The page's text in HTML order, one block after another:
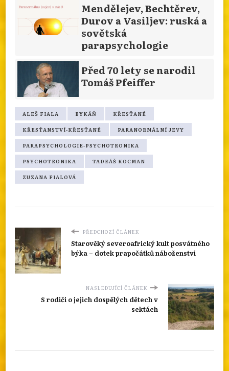
Mendělejev, Bechtěrev,
Durov a Vasiljev: ruská a
sovětská
parapsychologie
Před 70 lety se narodil
Tomáš Pfeiffer
ALEŠ FIALA BYKÁŇ KŘESŤANÉ
KŘESŤANSTVÍ-KŘESŤANÉ PARANORMÁLNÍ JEVY
PARAPSYCHOLOGIE-PSYCHOTRONIKA
PSYCHOTRONIKA TADEÁŠ KOCMAN
ZUZANA FIALOVÁ
PŘEDCHOZÍ ČLÁNEK
Starověký severoafrický kult posvátného
býka – dotek prapočátků náboženství
NASLEDUJÍCÍ ČLÁNEK
S rodiči o jejich dospělých dětech v
sektách